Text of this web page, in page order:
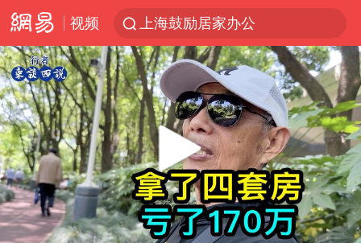
视频
上海鼓励居家办公
费大厨口号更改 不再宣传小炒肉大王
成都多趟列车临时停运
河南启动防汛四级应急响应
独闯南太行失联女子遗体已找到
血指纹匹配成功，20年悬案告破！凶手被执行死刑
多地银行上调存款利率
朱一龙的鼻子怎么了
00:00 04:01